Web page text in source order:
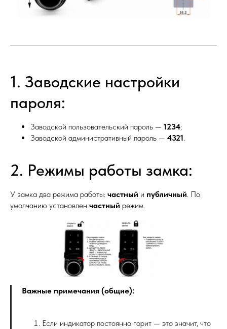
1. Заводские настройки
пароля:
Заводской пользовательский пароль — 1234;
Заводской административный пароль — 4321
2. Режимы работы замка:
У замка два режима работы: частный и публичный . По
умолчанию установлен частный режим.
Важные примечания (общие):
Если индикатор постоянно горит — это значит, что